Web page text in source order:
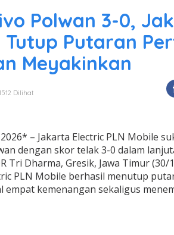
Polwan 3-0,
Tutup Putaran
Meyakinkan
Dilihat
– Jakarta Electric PLN Mobile
dengan skor telak 3-0 dalam
Tri Dharma, Gresik, Jawa Timur (30/
PLN Mobile berhasil menutup
kemenangan sekaligus